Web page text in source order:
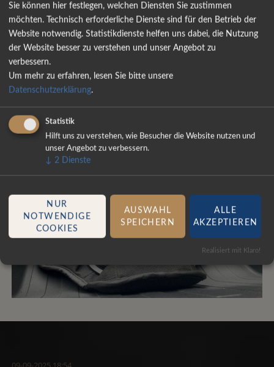
integriert.
So kann ich bequem vom Fahrersitz aus das Ventil
öffnen oder schließen.
Auf der Kamera sehe ich vor der Entsorgung, ob ich
korrekt rangiert habe.
Sie können hier festlegen, welchen Diensten Sie zustimmen
möchten. Technisch erforderliche Dienste sind für den Betrieb der
Website notwendig. Statistikdienste helfen uns dabei, die Nutzung
der Website besser zu verstehen und unser Angebot zu
verbessern.
Um mehr zu erfahren, lesen Sie bitte unsere
Datenschutzerklärung.
Statistik
Hilft uns zu verstehen, wie Besucher die Website nutzen und
unser Angebot zu verbessern.
↓ 2 Dienste
NUR
NOTWENDIGE
COOKIES
AUSWAHL
SPEICHERN
ALLE
AKZEPTIEREN
Realisiert mit Klaro!